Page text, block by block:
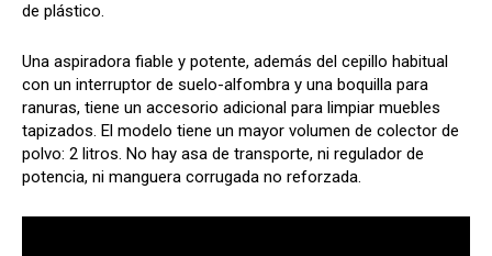
de plástico.
Una aspiradora fiable y potente, además del cepillo habitual
con un interruptor de suelo-alfombra y una boquilla para
ranuras, tiene un accesorio adicional para limpiar muebles
tapizados. El modelo tiene un mayor volumen de colector de
polvo: 2 litros. No hay asa de transporte, ni regulador de
potencia, ni manguera corrugada no reforzada.